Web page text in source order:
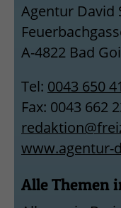
Agentur David
A-4822 Bad
Tel: 0043 650
Fax: 0043 662
www.agentur-
Alle Themen